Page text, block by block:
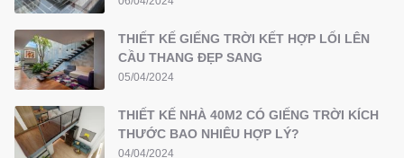
THIẾT KẾ GIẾNG TRỜI KẾT HỢP LỐI LÊN
CẦU THANG ĐẸP SANG
05/04/2024
THIẾT KẾ NHÀ 40M2 CÓ GIẾNG TRỜI KÍCH
THƯỚC BAO NHIÊU HỢP LÝ?
04/04/2024